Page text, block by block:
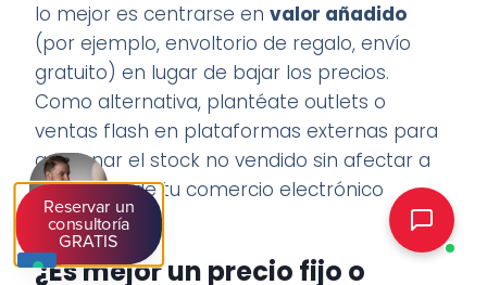
lo mejor es centrarse envalor añadido
(por ejemplo, envoltorio de regalo, envío
gratuito) en lugar de bajar los precios.
Como alternativa, plantéate outlets o
ventas flash en plataformas externas para
gestionar el stock no vendido sin afectar a
la imagen de tu comercio electrónico
principal.
¿Es mejor un precio fijo o
Reservar un
consultoría
GRATIS